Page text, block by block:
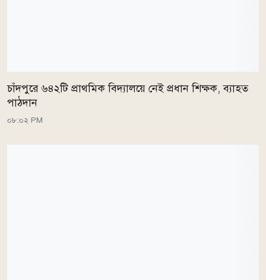
চাঁদপুরে ৬৪২টি প্রাথমিক বিদ্যালয়ে নেই প্রধান শিক্ষক, ব্যাহত
পাঠদান
০৮:০২ PM